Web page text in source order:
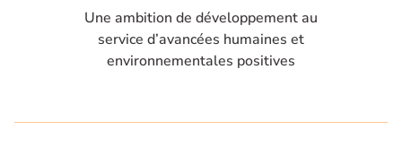
Une ambition de développement au
service d’avancées humaines et
environnementales positives